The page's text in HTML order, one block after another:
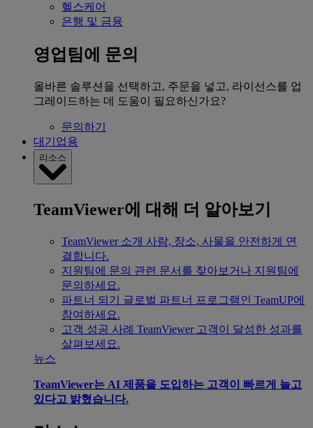
헬스케어
은행 및 금융
영업팀에 문의
올바른 솔루션을 선택하고, 주문을 넣고, 라이선스를 업
그레이드하는 데 도움이 필요하신가요?
문의하기
대기업용
리소스
TeamViewer에 대해 더 알아보기
TeamViewer 소개 사람, 장소, 사물을 안전하게 연
결합니다.
지원팀에 문의 관련 문서를 찾아보거나 지원팀에
문의하세요.
파트너 되기
글로벌 파트너 프로그램인 TeamUP에
참여하세요.
고객 성공 사례 TeamViewer 고객이 달성한 성과를
살펴보세요.
뉴스
TeamViewer는 AI 제품을 도입하는 고객이 빠르게 늘고
있다고 밝혔습니다.